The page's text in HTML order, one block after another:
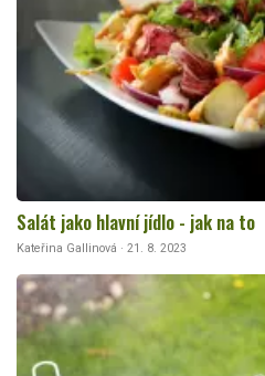
Salát jako hlavní jídlo - jak na to
Kateřina Gallinová · 21. 8. 2023